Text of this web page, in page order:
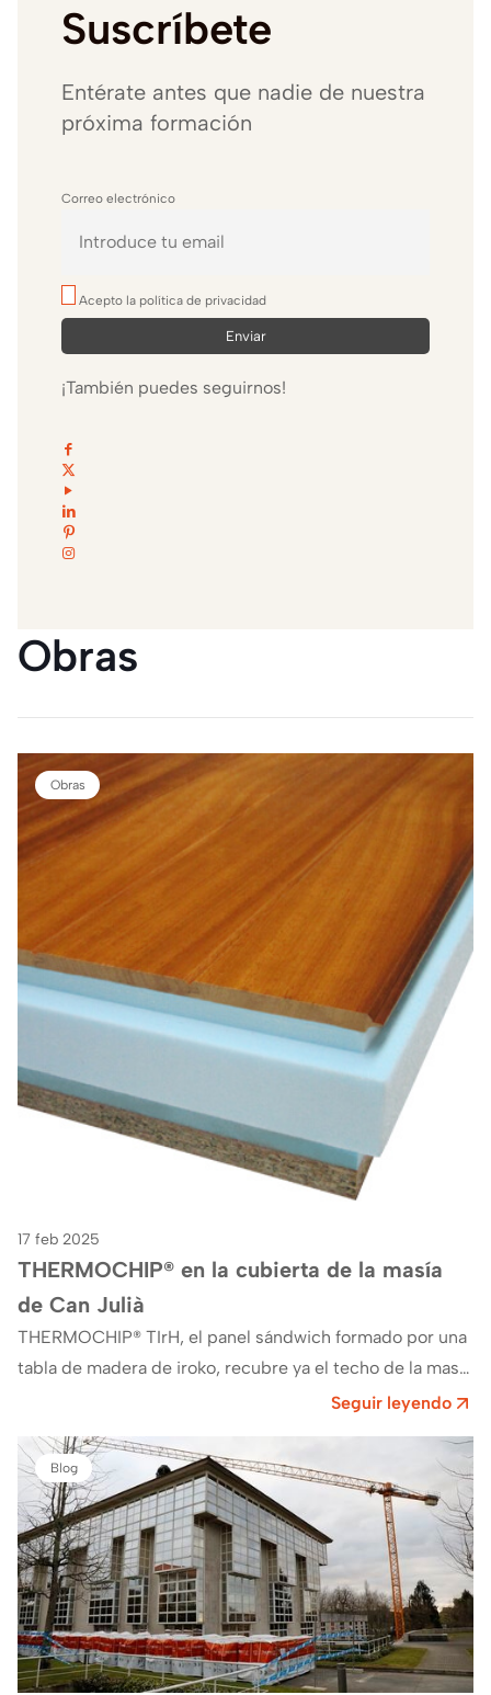
Suscríbete
Entérate antes que nadie de nuestra
próxima formación
Correo electrónico
Acepto la política de privacidad
¡También puedes seguirnos!
Obras
Obras
17 feb 2025
THERMOCHIP® en la cubierta de la masía
de Can Julià
THERMOCHIP® TIrH, el panel sándwich formado por una
tabla de madera de iroko, recubre ya el techo de la masí­a
Seguir leyendo
Blog